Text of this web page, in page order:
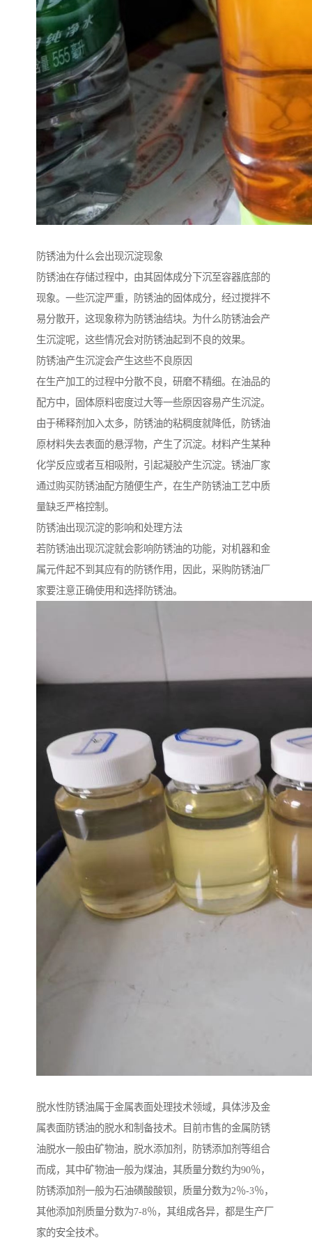
防锈油为什么会出现沉淀现象
防锈油在存储过程中，由其固体成分下沉至容器底部的
现象。一些沉淀严重，防锈油的固体成分，经过搅拌不
易分散开，这现象称为防锈油结块。为什么防锈油会产
生沉淀呢，这些情况会对防锈油起到不良的效果。
防锈油产生沉淀会产生这些不良原因
在生产加工的过程中分散不良，研磨不精细。在油品的
配方中，固体原料密度过大等一些原因容易产生沉淀。
由于稀释剂加入太多，防锈油的粘稠度就降低，防锈油
原材料失去表面的悬浮物，产生了沉淀。材料产生某种
化学反应或者互相吸附，引起凝胶产生沉淀。锈油厂家
通过购买防锈油配方随便生产，在生产防锈油工艺中质
量缺乏严格控制。
防锈油出现沉淀的影响和处理方法
若防锈油出现沉淀就会影响防锈油的功能，对机器和金
属元件起不到其应有的防锈作用，因此，采购防锈油厂
家要注意正确使用和选择防锈油。
脱水性防锈油属于金属表面处理技术领域，具体涉及金
属表面防锈油的脱水和制备技术。目前市售的金属防锈
油脱水一般由矿物油，脱水添加剂，防锈添加剂等组合
而成，其中矿物油一般为煤油，其质量分数约为90％，
防锈添加剂一般为石油磺酸酸钡，质量分数为2％-3％，
其他添加剂质量分数为7-8％，其组成各异，都是生产厂
家的安全技术。